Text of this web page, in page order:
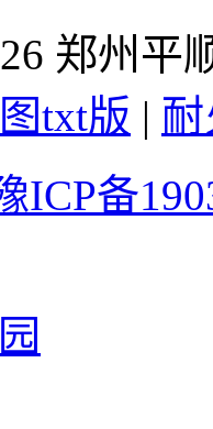
郑州平
txt版 |
ICP备